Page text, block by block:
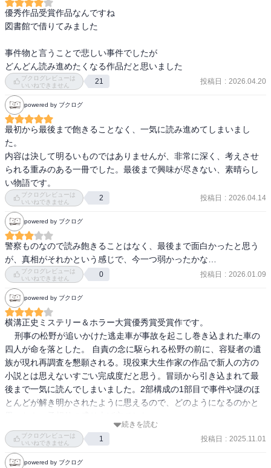
あるのに、人の生死が関係している話は心のケアというのが非常に
難しい話だとは思う。
いくんだなと思った。
優秀作品受賞作品なんですね
図書館で借りてみました
事件物と言うことで悲しい事件でしたが
どんどん読み進めたくなる作品だと思いました
ブクログレビューは
いいねできません
21 投稿日 : 2026.04.20
powered by ブクログ
最初から最後まで飽きることなく、一気に読み進めてしまいまし
た。
内容は決して明るいものではありませんが、非常に深く、考えさせ
られる重みのある一冊でした。最後まで興味が尽きない、素晴らし
い物語です。
ブクログレビューは
いいねできません
2 投稿日 : 2026.04.14
powered by ブクログ
警察ものなので読み飽きることはなく、最後まで面白かったと思う
が、真相がそれかという感じで、今一つ弱かったかな…
ブクログレビューは
いいねできません
0 投稿日 : 2026.01.09
powered by ブクログ
横溝正史ミステリー＆ホラー大賞優秀賞受賞作です。
四人が命を落とした。 自責の念に駆られる松野の前に、容疑者の遺
族が現れ再調査を懇願される。現役東大生作家の作品で新人の方の
小説とは思えないすごい完成度だと思う。冒頭から引き込まれて最
後まで一気に読んでしまいました。2部構成の1部目で事件や謎のほ
とんどが解き明かされたように思えるので、どのようになるのかと
続きを読む
ブクログレビューは
いいねできません
1 投稿日 : 2025.11.01
powered by ブクログ